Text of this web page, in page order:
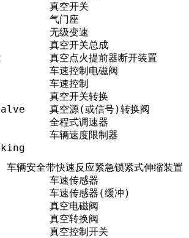
真空开关
气门座
无级变速
真空开关总成
真空点火提前器断开装置
车速控制电磁阀
车速控制
真空开关转换
真空源(或信号)转换阀
全程式调速器
车辆速度限制器
全带快速反应紧急锁紧式伸缩装置
车速传感器
车速传感器(缓冲)
真空电磁阀
真空转换阀
真空控制开关